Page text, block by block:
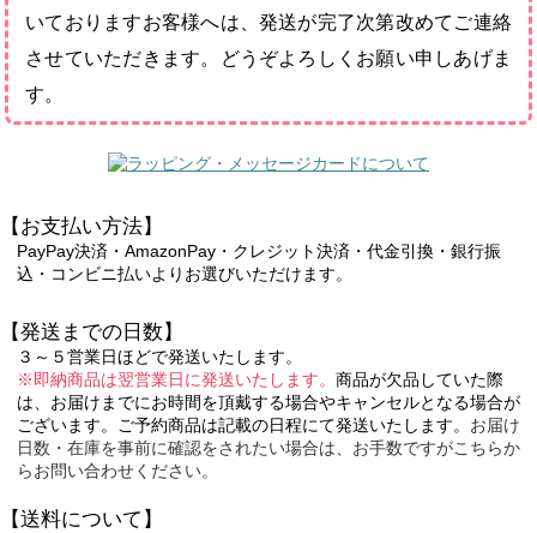
いておりますお客様へは、発送が完了次第改めてご連絡
させていただきます。どうぞよろしくお願い申しあげま
す。
【お支払い方法】
PayPay決済・AmazonPay・クレジット決済・代金引換・銀行振
込・コンビニ払いよりお選びいただけます。
【発送までの日数】
３～５営業日ほどで発送いたします。
※即納商品は翌営業日に発送いたします。 商品が欠品していた際
は、お届けまでにお時間を頂戴する場合やキャンセルとなる場合が
ございます。ご予約商品は記載の日程にて発送いたします。 お届け
日数・在庫を事前に確認をされたい場合は、お手数ですがこちらか
らお問い合わせください。
【送料について】